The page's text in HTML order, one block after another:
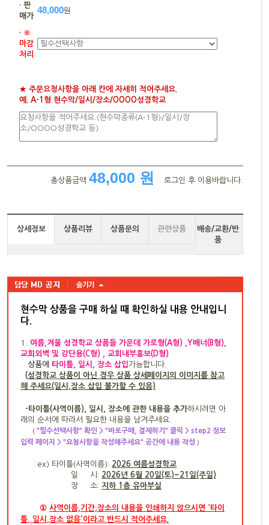
· 판
매가
48,000원
· ※
마감
처리
★ 주문요청사항을 아래 칸에 자세히 적어주세요.
예. A-1형 현수막/일시/장소/OOOO성경학교
총상품금액 48,000 원 로그인 후 이용바랍니다.
상세정보 상품리뷰 상품문의 관련상품
배송/교환/반
품
현수막 상품을 구매 하실 때 확인하실 내용 안내입니
다
1. 여름,겨울 성경학교 상품들 가운데 가로형(A형) ,Y배너(B형),
교회외벽 및 강단용(C형) , 교회내부홍보(D형)
상품에 타이틀, 일시, 장소 삽입가능합니다.
(성경학교 상품이 아닌 경우 상품 상세페이지의 이미지를 참고
해 주세요(일시,장소 삽입 불가할 수 있음)
-타이틀(사역이름), 일시, 장소에 관한 내용을 추가하시려면 아
래의 순서에 따라서 필요한 내용을 남겨주세요.
( "필수선택사항" 확인 > "바로구매, 결제하기" 클릭 > step2 정보
입력 페이지 > "요청사항을 작성해주세요" 공간에 내용 작성 )
ex) 타이틀(사역이름): 2026 여름성경학교
일 시: 2026년 6월 20일(토)~21일(주일)
장 소: 지하 1층 유아부실
① 사역이름,기간,장소의 내용을 인쇄하지 않으시면 '타이
틀
일시,장소 없음'이라고 반드시 적어주세요.